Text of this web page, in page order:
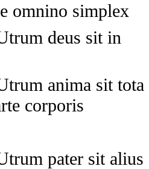
omnino simplex
deus sit in
anima sit tota
corporis
pater sit alius